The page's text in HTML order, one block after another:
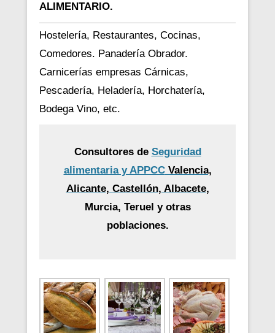
ALIMENTARIO.
Hostelería, Restaurantes, Cocinas,
Comedores. Panadería Obrador.
Carnicerías empresas Cárnicas,
Pescadería, Heladería, Horchatería,
Bodega Vino, etc.
Consultores de Seguridad
alimentaria y APPCCValencia,
Alicante, Castellón, Albacete,
Murcia, Teruel y otras
poblaciones.